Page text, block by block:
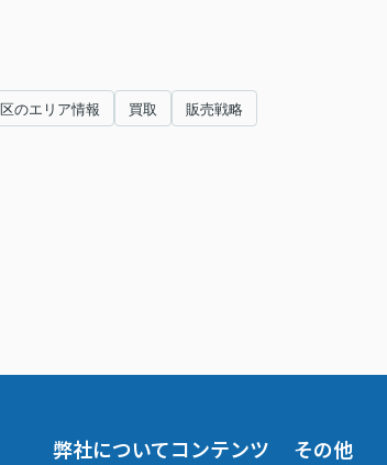
のエリア情報 買取 販売戦略
弊社についてコンテンツ その他